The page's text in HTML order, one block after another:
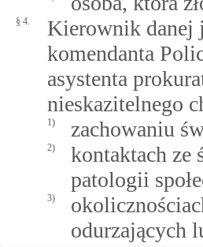
§ 4.
Kierownik danej
komendanta
asystenta
nieskazitelnego
1) zachowaniu
2)
kontaktach ze
patologii
3)
odurzających